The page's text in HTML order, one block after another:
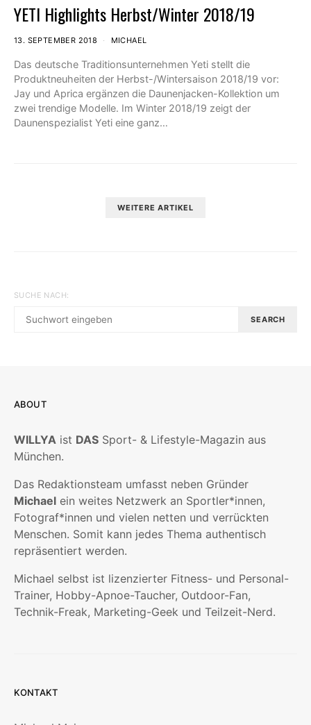
YETI Highlights Herbst/Winter 2018/19
13. SEPTEMBER 2018 MICHAEL
Das deutsche Traditionsunternehmen Yeti stellt die
Produktneuheiten der Herbst-/Wintersaison 2018/19 vor:
Jay und Aprica ergänzen die Daunenjacken-Kollektion um
zwei trendige Modelle. Im Winter 2018/19 zeigt der
Daunenspezialist Yeti eine ganz…
WEITERE ARTIKEL
SUCHE NACH:
SEARCH
ABOUT
WILLYA ist DAS Sport- & Lifestyle-Magazin aus
München.
Das Redaktionsteam umfasst neben Gründer
Michael ein weites Netzwerk an Sportler*innen,
Fotograf*innen und vielen netten und verrückten
Menschen. Somit kann jedes Thema authentisch
repräsentiert werden.
Michael selbst ist lizenzierter Fitness- und Personal-
Trainer, Hobby-Apnoe-Taucher, Outdoor-Fan,
Technik-Freak, Marketing-Geek und Teilzeit-Nerd.
KONTAKT